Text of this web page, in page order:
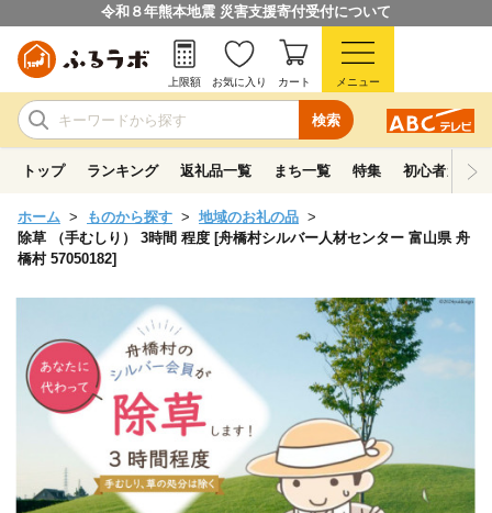
令和８年熊本地震 災害支援寄付受付について
検索
上限額 お気に入り カート メニュー
トップ ランキング 返礼品一覧 まち一覧 特集 初心者ガイド
ホーム ものから探す
地域のお礼の品
除草 （手むしり） 3時間 程度 [舟橋村シルバー人材センター 富山県 舟
橋村 57050182]